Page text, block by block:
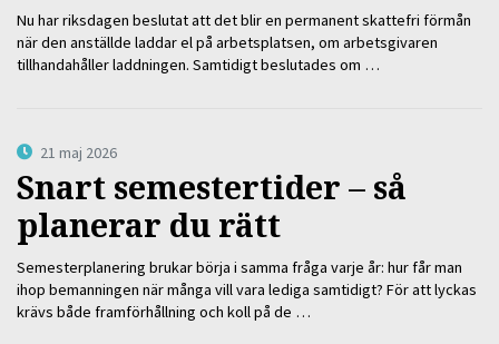
Nu har riksdagen beslutat att det blir en permanent skattefri förmån
när den anställde laddar el på arbetsplatsen, om arbetsgivaren
tillhandahåller laddningen. Samtidigt beslutades om …
21 maj 2026
Snart semestertider – så
planerar du rätt
Semesterplanering brukar börja i samma fråga varje år: hur får man
ihop bemanningen när många vill vara lediga samtidigt? För att lyckas
krävs både framförhållning och koll på de …